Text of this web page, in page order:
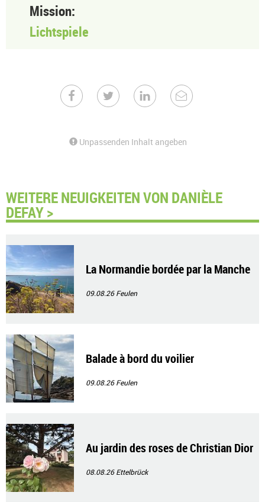
Mission:
Lichtspiele
Unpassenden Inhalt angeben
WEITERE NEUIGKEITEN VON DANIÈLE
DEFAY >
La Normandie bordée par la Manche
09.08.26Feulen
Balade à bord du voilier
09.08.26Feulen
Au jardin des roses de Christian Dior
08.08.26Ettelbrück